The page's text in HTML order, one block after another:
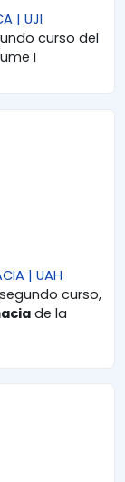
| UJI
curso del
I
| UAH
| UAH
curso,
de la
| UAH